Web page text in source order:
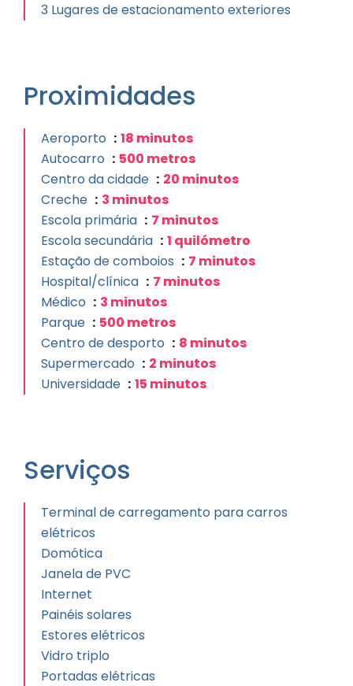
3 Lugares de estacionamento exteriores
Proximidades
Aeroporto
18 minutos
Autocarro
500 metros
Centro da cidade
20 minutos
Creche
3 minutos
Escola primária
7 minutos
Escola secundária
1 quilómetro
Estação de comboios
7 minutos
Hospital/clínica
7 minutos
Médico
3 minutos
Parque
500 metros
Centro de desporto
8 minutos
Supermercado
2 minutos
Universidade
15 minutos
Serviços
Terminal de carregamento para carros
elétricos
Domótica
Janela de PVC
Internet
Painéis solares
Estores elétricos
Vidro triplo
Portadas elétricas